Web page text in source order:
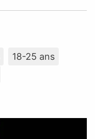
18-25 ans